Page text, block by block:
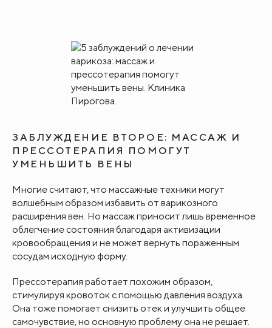
ЗАБЛУЖДЕНИЕ ВТОРОЕ: МАССАЖ И
ПРЕССОТЕРАПИЯ ПОМОГУТ
УМЕНЬШИТЬ ВЕНЫ
Многие считают, что массажные техники могут
волшебным образом избавить от варикозного
расширения вен. Но массаж приносит лишь временное
облегчение состояния благодаря активизации
кровообращения и не может вернуть пораженным
сосудам исходную форму.
Прессотерапия работает похожим образом,
стимулируя кровоток с помощью давления воздуха.
Она тоже помогает снизить отек и улучшить общее
самочувствие, но основную проблему она не решает.